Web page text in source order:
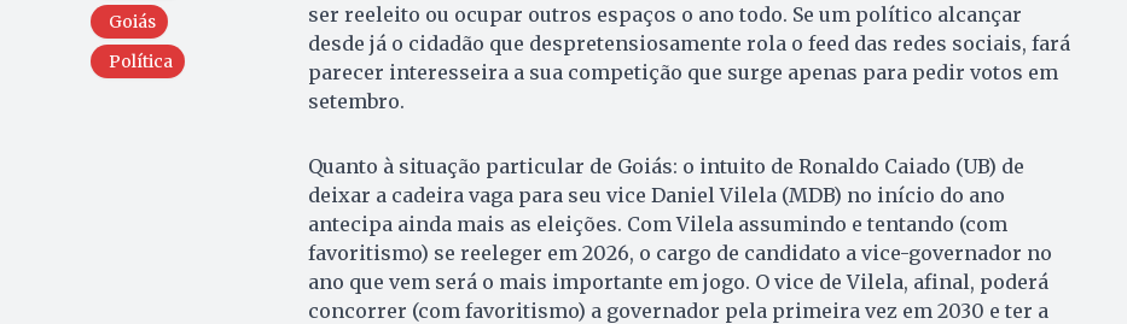
Goiás
Política
ser reeleito ou ocupar outros espaços o ano todo. Se um político alcançar
desde já o cidadão que despretensiosamente rola o feed das redes sociais, fará
parecer interesseira a sua competição que surge apenas para pedir votos em
setembro.
Quanto à situação particular de Goiás: o intuito de Ronaldo Caiado (UB) de
deixar a cadeira vaga para seu vice Daniel Vilela (MDB) no início do ano
antecipa ainda mais as eleições. Com Vilela assumindo e tentando (com
favoritismo) se reeleger em 2026, o cargo de candidato a vice-governador no
ano que vem será o mais importante em jogo. O vice de Vilela, afinal, poderá
concorrer (com favoritismo) a governador pela primeira vez em 2030 e ter a